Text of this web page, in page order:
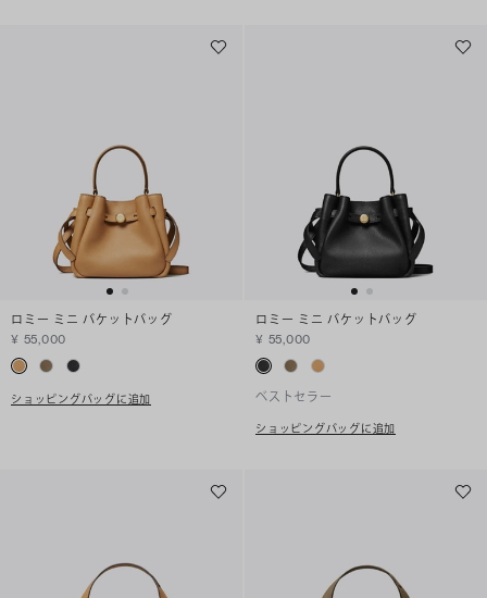
ロミー ミニ バケットバッグ
¥ 55,000
ショッピングバッグに追加
ロミー ミニ バケットバッグ
¥ 55,000
ベストセラー
ショッピングバッグに追加